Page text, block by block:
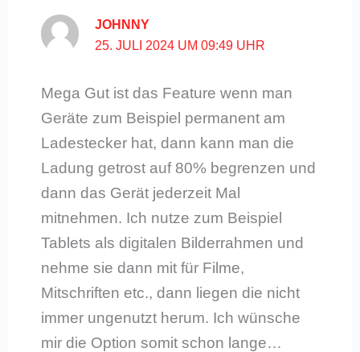
JOHNNY
25. JULI 2024 UM 09:49 UHR
Mega Gut ist das Feature wenn man
Geräte zum Beispiel permanent am
Ladestecker hat, dann kann man die
Ladung getrost auf 80% begrenzen und
dann das Gerät jederzeit Mal
mitnehmen. Ich nutze zum Beispiel
Tablets als digitalen Bilderrahmen und
nehme sie dann mit für Filme,
Mitschriften etc., dann liegen die nicht
immer ungenutzt herum. Ich wünsche
mir die Option somit schon lange…